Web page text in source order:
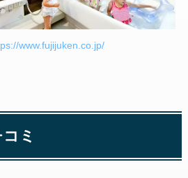
www.fujijuken.co.jp/
ミ